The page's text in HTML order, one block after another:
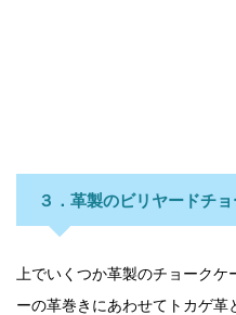
３．革製のビリヤードチ
上でいくつか革製のチョーク
ーの革巻きにあわせてトカゲ革